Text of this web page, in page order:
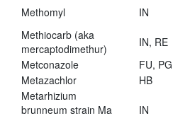
Methomyl
IN
Methiocarb (aka
mercaptodimethur)
IN, RE
Metconazole
FU, PG
Metazachlor
HB
Metarhizium
brunneum strain Ma
IN